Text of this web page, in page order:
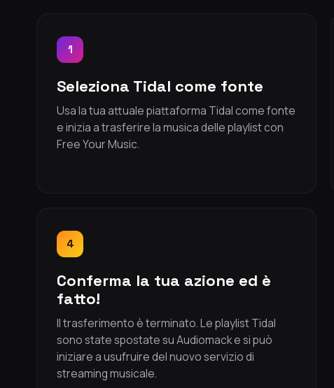
1
Seleziona Tidal come fonte
Usa la tua attuale piattaforma Tidal come fonte
e inizia a trasferire la musica delle playlist con
Free Your Music.
4
Conferma la tua azione ed è
fatto!
Il trasferimento è terminato. Le playlist Tidal
sono state spostate su Audiomack e si può
iniziare a usufruire del nuovo servizio di
streaming musicale.